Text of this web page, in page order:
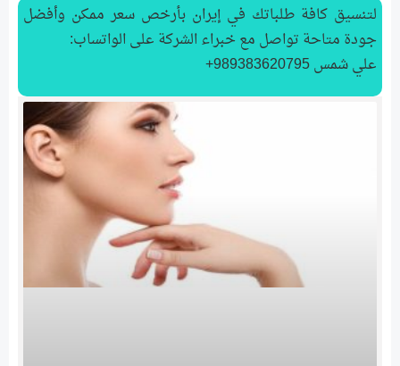
لتنسیق كافة طلباتك في إيران بأرخص سعر ممكن وأفضل
جودة متاحة تواصل مع خبراء الشركة على الواتساب:
علي شمس 989383620795+